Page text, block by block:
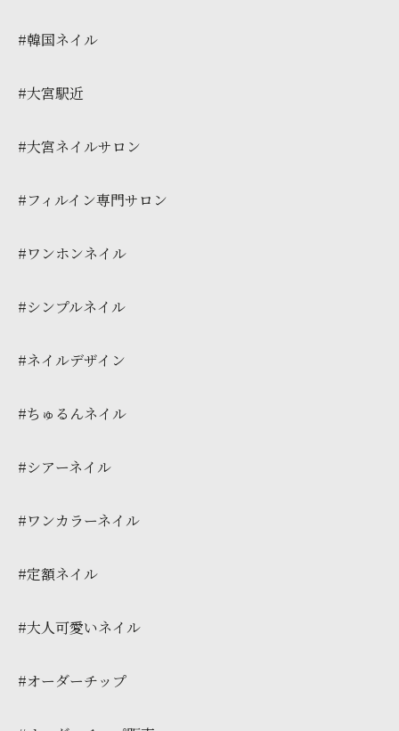
#韓国ネイル
#大宮駅近
#大宮ネイルサロン
#フィルイン専門サロン
#ワンホンネイル
#シンプルネイル
#ネイルデザイン
#ちゅるんネイル
#シアーネイル
#ワンカラーネイル
#定額ネイル
#大人可愛いネイル
#オーダーチップ